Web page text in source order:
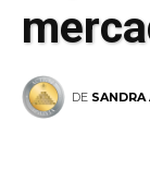
DE SANDRA